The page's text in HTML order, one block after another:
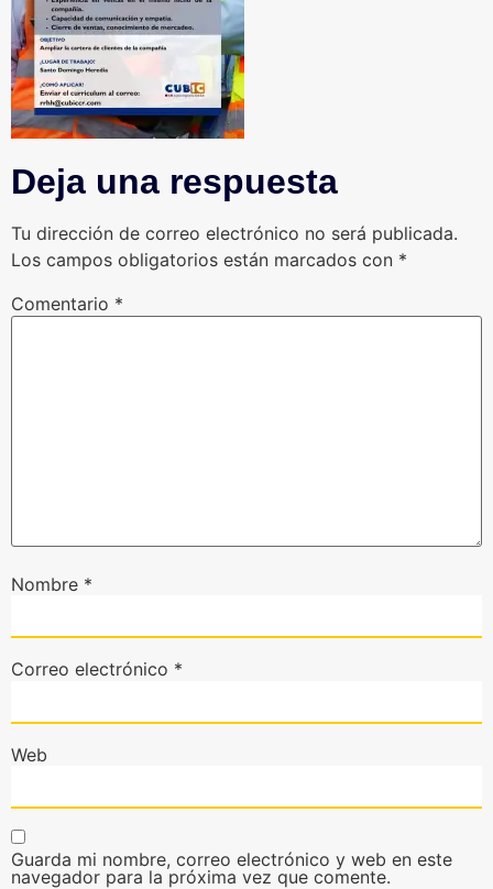
Deja una respuesta
Tu dirección de correo electrónico no será publicada.
Los campos obligatorios están marcados con *
Comentario *
Nombre *
Correo electrónico *
Web
Guarda mi nombre, correo electrónico y web en este
navegador para la próxima vez que comente.